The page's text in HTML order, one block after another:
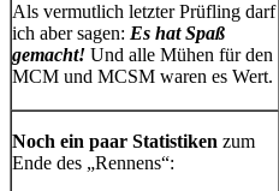
Als vermutlich letzter Prüfling darf
ich aber sagen: Es hat Spaß
gemacht! Und alle Mühen für den
MCM und MCSM waren es Wert.
Noch ein paar Statistiken zum
Ende des „Rennens“: